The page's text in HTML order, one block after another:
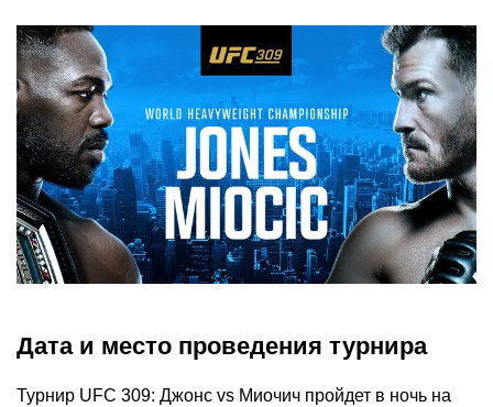
Дата и место проведения турнира
Турнир UFC 309: Джонс vs Миочич пройдет в ночь на